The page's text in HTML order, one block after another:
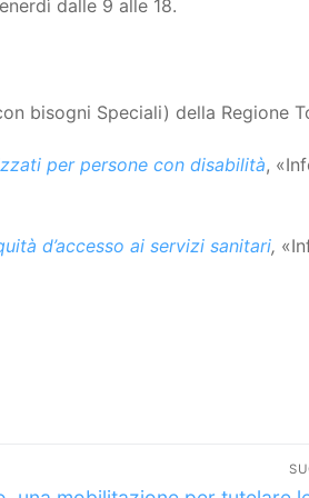
dalle 9 alle 18.
bisogni Speciali) della Regione
per persone con disabilità,
d’accesso ai servizi sanitari,